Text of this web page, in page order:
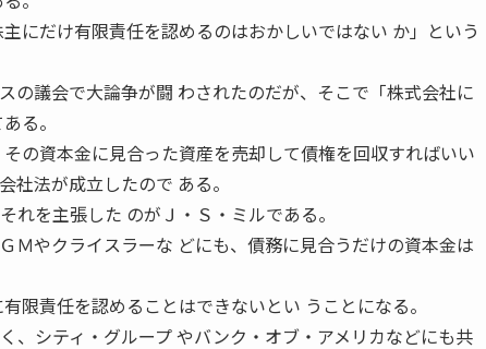
にだけ有限責任を認めるのはおかしいではない か」という
の議会で大論争が闘 わされたのだが、そこで「株式会社に
る。
の資本金に見合った資産を売却して債権を回収すればいい
社法が成立したので ある。
れを主張した のがＪ・Ｓ・ミルである。
Ｍやクライスラーな どにも、債務に見合うだけの資本金は
限責任を認めることはできないとい うことになる。
、シティ・グループ やバンク・オブ・アメリカなどにも共